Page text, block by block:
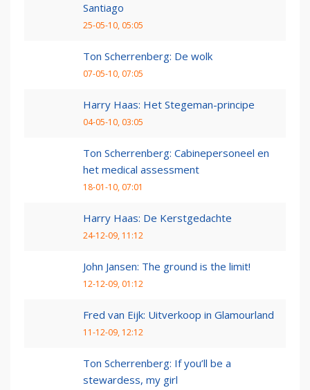
Santiago
25-05-10, 05:05
Ton Scherrenberg: De wolk
07-05-10, 07:05
Harry Haas: Het Stegeman-principe
04-05-10, 03:05
Ton Scherrenberg: Cabinepersoneel en
het medical assessment
18-01-10, 07:01
Harry Haas: De Kerstgedachte
24-12-09, 11:12
John Jansen: The ground is the limit!
12-12-09, 01:12
Fred van Eijk: Uitverkoop in Glamourland
11-12-09, 12:12
Ton Scherrenberg: If you’ll be a
stewardess, my girl